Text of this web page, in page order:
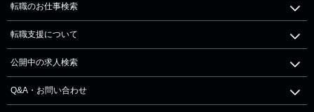
転職のお仕事検索
転職支援について
公開中の求人検索
Q&A・お問い合わせ